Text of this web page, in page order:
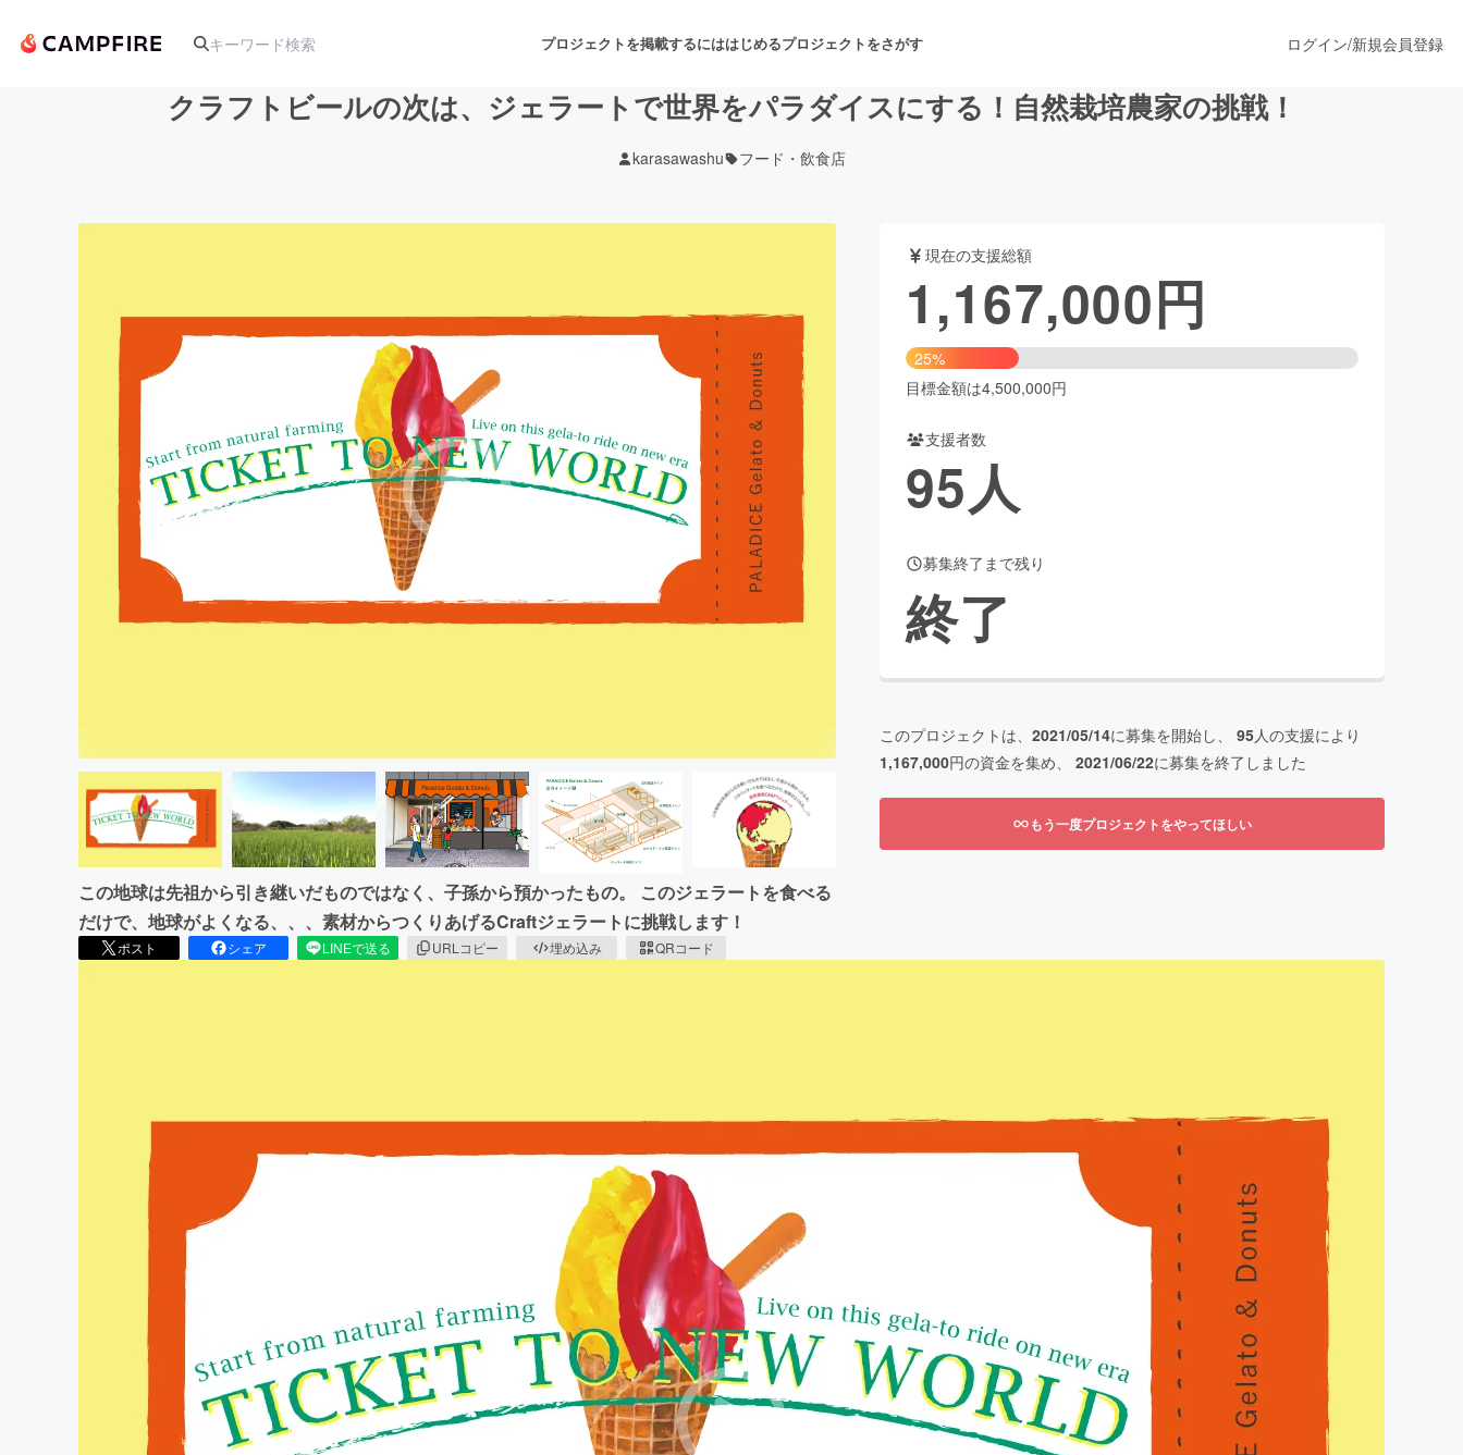
プロジェクトを掲載するにははじめるプロジェクトをさがす
舞台・パフォーマンス
フード・飲食店 ファッション
アニメ・漫画
ビジネス・起業 チャレンジ ビューティー・ヘルスケア
まちづくり・地域活性化
CAMPFIRE for Social GoodCAMPFIRE Creation
CAMPFIREふるさと納税
コミュニティ
ログイン/新規会員登録
クラフトビールの次は、ジェラートで世界をパラダイスにする！自然栽培農家の挑戦！
karasawashu フード・飲食店
この地球は先祖から引き継いだものではなく、子孫から預かったもの。 このジェラートを食べる
だけで、地球がよくなる、、、素材からつくりあげるCraftジェラートに挑戦します！
ポスト シェア LINEで送る URLコピー 埋め込み QRコード
現在の支援総額
1,167,000円
25%
目標金額は4,500,000円
支援者数
95人
募集終了まで残り
終了
このプロジェクトは、 2021/05/14に募集を開始し、 95人の支援により
1,167,000円の資金を集め、 2021/06/22に募集を終了しました
もう一度プロジェクトをやってほしい